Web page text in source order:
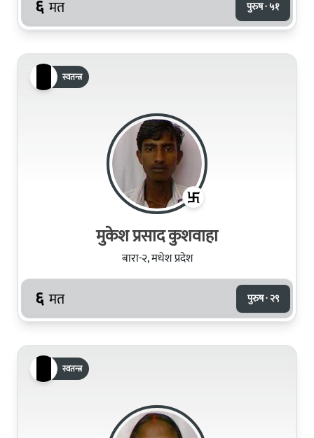
६ मत पुरुष · ५१
स्वतन्त्र
मुकेश प्रसाद कुशवाहा
बारा-२, मधेश प्रदेश
६ मत पुरुष · २९
स्वतन्त्र